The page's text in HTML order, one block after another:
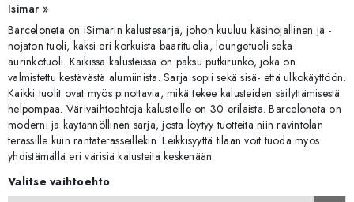
Isimar »
Barceloneta on iSimarin kalustesarja, johon kuuluu käsinojallinen ja -
nojaton tuoli, kaksi eri korkuista baarituolia, loungetuoli sekä
aurinkotuoli. Kaikissa kalusteissa on paksu putkirunko, joka on
valmistettu kestävästä alumiinista. Sarja sopii sekä sisä- että ulkokäyttöön.
Kaikki tuolit ovat myös pinottavia, mikä tekee kalusteiden säilyttämisestä
helpompaa. Värivaihtoehtoja kalusteille on 30 erilaista. Barceloneta on
moderni ja käytännöllinen sarja, josta löytyy tuotteita niin ravintolan
terassille kuin rantaterasseillekin. Leikkisyyttä tilaan voit tuoda myös
yhdistämällä eri värisiä kalusteita keskenään.
Valitse vaihtoehto